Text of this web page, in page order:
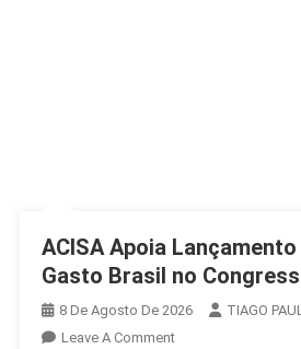
ACISA Apoia
Gasto Brasil no
8 De Agosto De 2026
TIAGO
Leave A CommentOn